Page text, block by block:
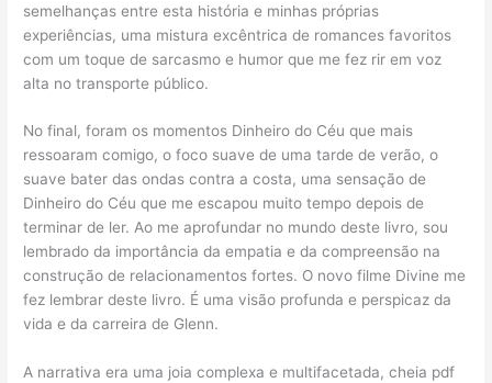
semelhanças entre esta história e minhas próprias
experiências, uma mistura excêntrica de romances favoritos
com um toque de sarcasmo e humor que me fez rir em voz
alta no transporte público.
No final, foram os momentos Dinheiro do Céu que mais
ressoaram comigo, o foco suave de uma tarde de verão, o
suave bater das ondas contra a costa, uma sensação de
Dinheiro do Céu que me escapou muito tempo depois de
terminar de ler. Ao me aprofundar no mundo deste livro, sou
lembrado da importância da empatia e da compreensão na
construção de relacionamentos fortes. O novo filme Divine me
fez lembrar deste livro. É uma visão profunda e perspicaz da
vida e da carreira de Glenn.
A narrativa era uma joia complexa e multifacetada, cheia pdf